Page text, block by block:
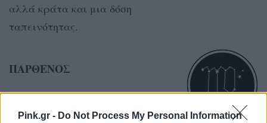
Pink.gr - Do Not Process My Personal Information
αλλά κράτα και μια δόση
ταπεινότητας.
ΠΑΡΘΕΝΟΣ
Τα μικρά βήματα φτιάχνουν το
μεγάλο πλάνο. Σήμερα μια